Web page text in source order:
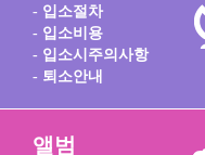
- 입소절차
- 입소비용
- 입소시주의사항
- 퇴소안내
앨범